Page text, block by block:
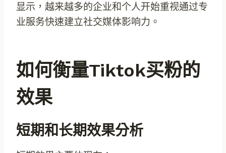
显示，越来越多的企业和个人开始重视通过专
业服务快速建立社交媒体影响力。
如何衡量tiktok买粉的
效果
短期和长期效果分析